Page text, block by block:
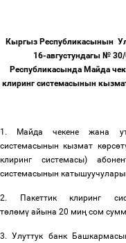
Кыргыз Республикасынын
16-августундагы №
Республикасында Майда
клиринг системасынын
1. Майда чекене жана
системасынын кызмат көрсөт
клиринг системасы)
системасынын
2. Пакеттик клиринг
төлөмү айына 20 миң сом
3. Улуттук банк